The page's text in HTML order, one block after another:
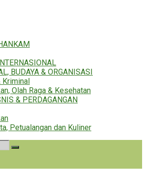
BUDAYA & ORGANISASI
Kriminal
Olah Raga & Kesehatan
& PERDAGANGAN
Petualangan dan Kuliner